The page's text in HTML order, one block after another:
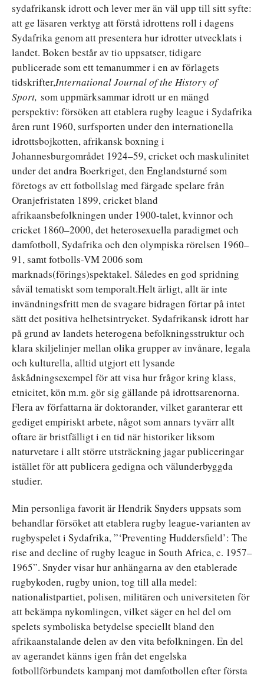
sydafrikansk idrott och lever mer än väl upp till sitt syfte:
att ge läsaren verktyg att förstå idrottens roll i dagens
Sydafrika genom att presentera hur idrotter utvecklats i
landet. Boken består av tio uppsatser, tidigare
publicerade som ett temanummer i en av förlagets
tidskrifter,International Journal of the History of
Sport, som uppmärksammar idrott ur en mängd
perspektiv: försöken att etablera rugby league i Sydafrika
åren runt 1960, surfsporten under den internationella
idrottsbojkotten, afrikansk boxning i
Johannesburgområdet 1924–59, cricket och maskulinitet
under det andra Boerkriget, den Englandsturné som
företogs av ett fotbollslag med färgade spelare från
Oranjefristaten 1899, cricket bland
afrikaansbefolkningen under 1900-talet, kvinnor och
cricket 1860–2000, det heterosexuella paradigmet och
damfotboll, Sydafrika och den olympiska rörelsen 1960–
91, samt fotbolls-VM 2006 som
marknads(förings)spektakel. Således en god spridning
såväl tematiskt som temporalt.Helt ärligt, allt är inte
invändningsfritt men de svagare bidragen förtar på intet
sätt det positiva helhetsintrycket. Sydafrikansk idrott har
på grund av landets heterogena befolkningsstruktur och
klara skiljelinjer mellan olika grupper av invånare, legala
och kulturella, alltid utgjort ett lysande
åskådningsexempel för att visa hur frågor kring klass,
etnicitet, kön m.m. gör sig gällande på idrottsarenorna.
Flera av författarna är doktorander, vilket garanterar ett
gediget empiriskt arbete, något som annars tyvärr allt
oftare är bristfälligt i en tid när historiker liksom
naturvetare i allt större utsträckning jagar publiceringar
istället för att publicera gedigna och välunderbyggda
studier.
Min personliga favorit är Hendrik Snyders uppsats som
behandlar försöket att etablera rugby league-varianten av
rugbyspelet i Sydafrika, ”‘Preventing Huddersfield’: The
rise and decline of rugby league in South Africa, c. 1957–
1965”. Snyder visar hur anhängarna av den etablerade
rugbykoden, rugby union, tog till alla medel:
nationalistpartiet, polisen, militären och universiteten för
att bekämpa nykomlingen, vilket säger en hel del om
spelets symboliska betydelse speciellt bland den
afrikaanstalande delen av den vita befolkningen. En del
av agerandet känns igen från det engelska
fotbollförbundets kampanj mot damfotbollen efter första